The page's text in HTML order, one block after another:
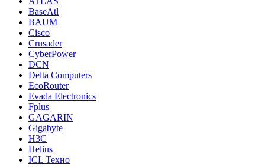
BaseAtl
BAUM
Cisco
Crusader
CyberPower
DCN
Delta Computers
EcoRouter
Evada Electronics
Fplus
GAGARIN
Gigabyte
H3C
Helius
ICL Техно